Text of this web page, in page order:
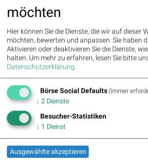
Bildnachweis
Aktien auf dem Radar:Bajaj Mobility AG ,
Semperit,EuroTeleSites AG,Flughafen Wien,
Immobilien,Marinomed Biotech,Österreichische
BTV AG,BKS Bank Stamm
Europe AG,Telekom Austria,UBM.
Random Partner
RBI
Die Raiffeisen Bank International ist
Corporate- und Investment-Banken
möchten
Hier können Sie die Dienste, die wir auf dieser
möchten, bewerten und anpassen. Sie haben
Aktivieren oder deaktivieren Sie die Dienste,
halten. Um mehr zu erfahren, lesen Sie bitte
Datenschutzerklärung.
Börse Social Defaults (immer
↓ 2 Dienste
Besucher-Statistiken
↓ 1 Dienst
Ausgewählte akzeptieren